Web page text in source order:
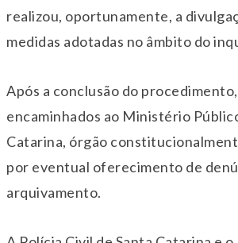
realizou, oportunamente, a
medidas adotadas no âmbito do
Após a conclusão do
encaminhados ao Ministério
Catarina, órgão
por eventual oferecimento de
arquivamento.